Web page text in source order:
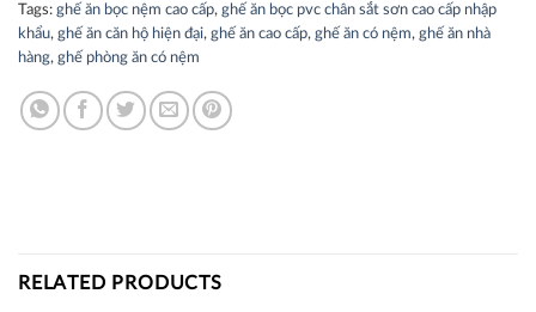
Tags: ghế ăn bọc nệm cao cấp, ghế ăn bọc pvc chân sắt sơn cao cấp nhập
khẩu, ghế ăn căn hộ hiện đại, ghế ăn cao cấp, ghế ăn có nệm, ghế ăn nhà
hàng, ghế phòng ăn có nệm
RELATED PRODUCTS